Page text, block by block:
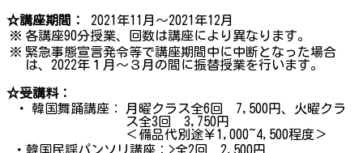
☆講座期間：
2021年11月～2021年12月
※ 各講座90分授業、回数は講座により異なります。
※ 緊急事態宣言発令等で講座期間中に中断となった場合
は、2022年１月～３月の間に振替授業を行います。
☆受講料：
・
韓国舞踊講座：
月曜クラス全6回 7,500円、火曜クラ
ス全3回 3,750円
＜備品代別途￥1,000~4,500程度＞
・韓国民謡パンソリ講座：>全2回 2,500円